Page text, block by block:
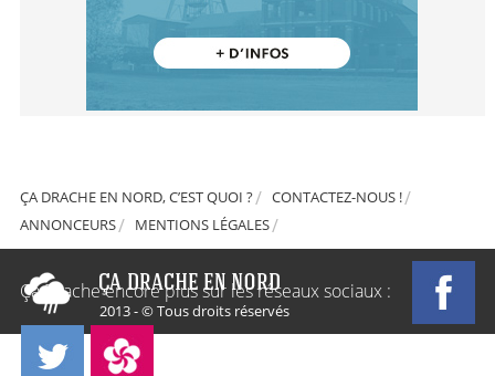
ÇA DRACHE EN NORD, C’EST QUOI ?
CONTACTEZ-NOUS !
ANNONCEURS
MENTIONS LÉGALES
2013 - © Tous droits réservés
Ça Drache encore plus sur les réseaux sociaux :